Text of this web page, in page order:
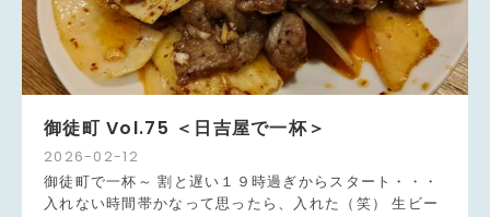
2026-02-12
御徒町 Vol.75 ＜日吉屋で一杯＞
御徒町で一杯～ 割と遅い１９時過ぎからスタート・・・
入れない時間帯かなって思ったら、入れた（笑） 生ビー